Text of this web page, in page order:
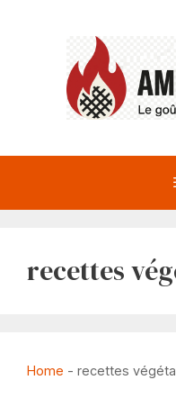
recettes
Home - recettes